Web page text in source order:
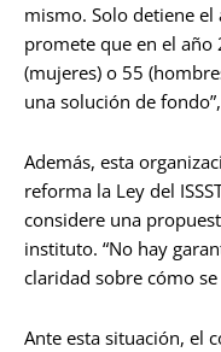
mismo. Solo detiene
promete que en el
(mujeres) o 55
una solución de
Además, esta
reforma la Ley del
considere una
instituto. “No hay
claridad sobre cómo
Ante esta situación, el